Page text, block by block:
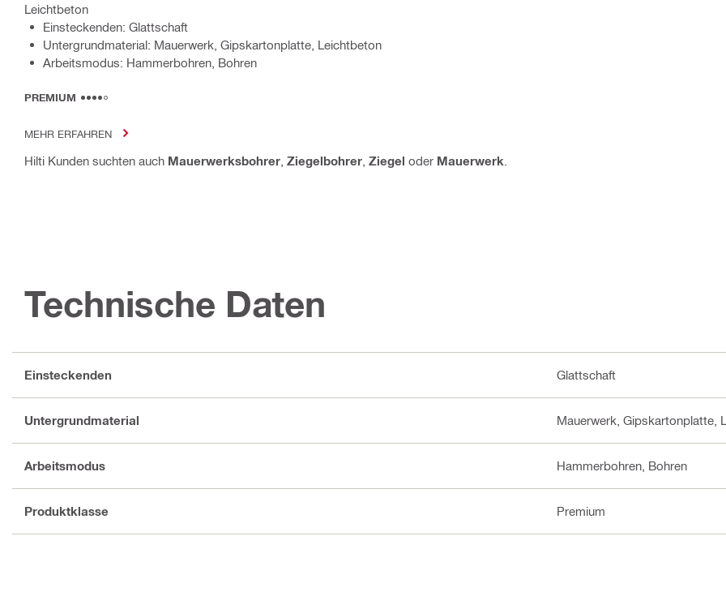
Leichtbeton
Einsteckenden: Glattschaft
Untergrundmaterial: Mauerwerk, Gipskartonplatte, Leichtbeton
Arbeitsmodus: Hammerbohren, Bohren
PREMIUM
MEHR ERFAHREN
Hilti Kunden suchten auch Mauerwerksbohrer Ziegelbohrer Ziegel oder Mauerwerk
Technische Daten
Einsteckenden Glattschaft
Untergrundmaterial Mauerwerk, Gipskartonplatte,
Arbeitsmodus Hammerbohren, Bohren
Produktklasse Premium